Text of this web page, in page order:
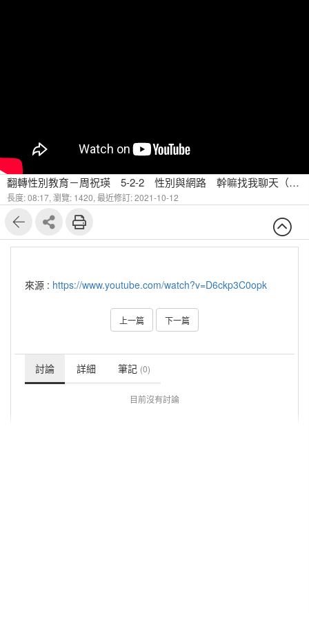
翻轉性別教育－周祝瑛 5-2-2 性別與網路 幹嘛找我聊天（二）
長度: 08:17, 瀏覽: 1420, 最近修訂: 2021-10-12
來源 : https://www.youtube.com/watch?v=D6ckp3C0opk
上一篇 下一篇
討論 詳細 筆記 (0)
目前沒有討論